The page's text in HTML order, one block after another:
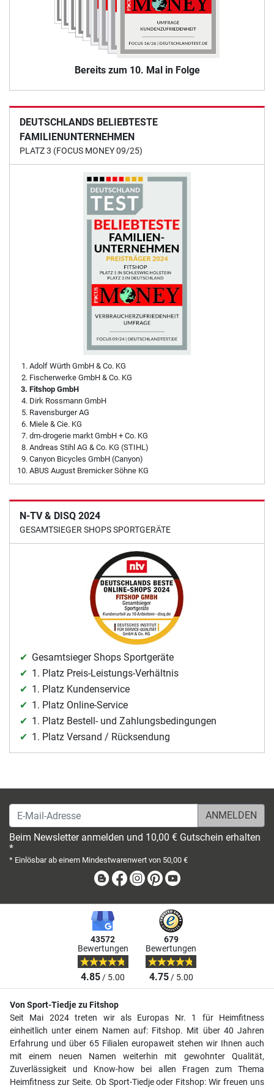
Bereits zum 10. Mal in Folge
DEUTSCHLANDS BELIEBTESTE
FAMILIENUNTERNEHMEN
PLATZ 3 (FOCUS MONEY 09/25)
Adolf Würth GmbH & Co. KG
Fischerwerke GmbH & Co. KG
Fitshop GmbH
Dirk Rossmann GmbH
Ravensburger AG
Miele & Cie. KG
dm-drogerie markt GmbH + Co. KG
Andreas Stihl AG & Co. KG (STIHL)
Canyon Bicycles GmbH (Canyon)
ABUS August Bremicker Söhne KG
N-TV & DISQ 2024
GESAMTSIEGER SHOPS SPORTGERÄTE
Gesamtsieger Shops Sportgeräte
1. Platz Preis-Leistungs-Verhältnis
1. Platz Kundenservice
1. Platz Online-Service
1. Platz Bestell- und Zahlungsbedingungen
1. Platz Versand / Rücksendung
E-Mail-Adresse
Beim Newsletter anmelden und 10,00 € Gutschein erhalten
*
* Einlösbar ab einem Mindestwarenwert von 50,00 €
BlogFacebook
Instagram
Pinterest
43572
Bewertungen
4.85/ 5.00
679
Bewertungen
4.75/ 5.00
Von Sport-Tiedje zu Fitshop
Seit Mai 2024 treten wir als Europas Nr. 1 für Heimfitness
einheitlich unter einem Namen auf: Fitshop. Mit über 40 Jahren
Erfahrung und über 65 Filialen europaweit stehen wir Ihnen auch
mit einem neuen Namen weiterhin mit gewohnter Qualität,
Zuverlässigkeit und Know-how bei allen Fragen zum Thema
Heimfitness zur Seite. Ob Sport-Tiedje oder Fitshop: Wir freuen uns